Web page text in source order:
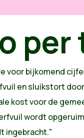
per
voor bijkomend
en sluikstort
kost voor de
wordt
ingebracht."